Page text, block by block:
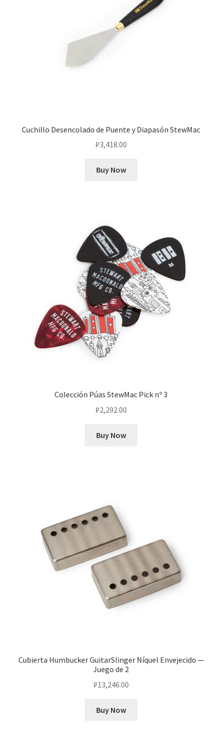
Cuchillo Desencolado de Puente y Diapasón StewMac
₽3,418.00
Buy Now
Colección Púas StewMac Pick nº 3
₽2,292.00
Buy Now
Cubierta Humbucker GuitarSlinger Níquel Envejecido —
Juego de 2
₽13,246.00
Buy Now